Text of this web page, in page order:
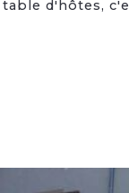
table d'hôtes,